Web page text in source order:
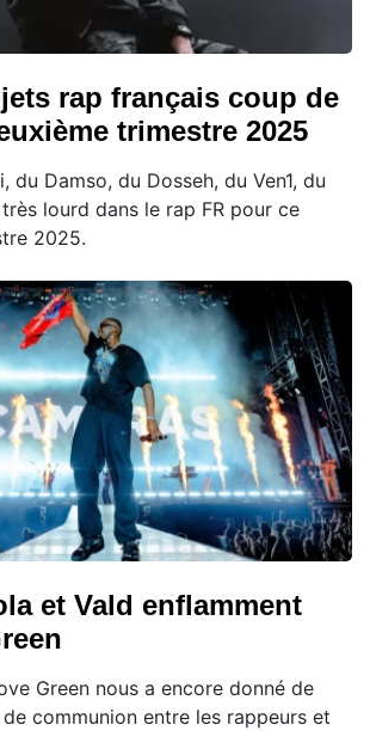
rap français coup de
trimestre 2025
du Damso, du Dosseh, du Ven1, du
lourd dans le rap FR pour ce
2025.
et Vald enflamment
Green nous a encore donné de
communion entre les rappeurs et